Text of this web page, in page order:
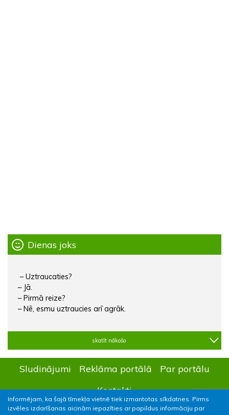
Informējam, ka šajā tīmekļa vietnē tiek izmantotas sīkdatnes. Pirms
izvēles izdarīšanas aicinām iepazīties ar papildus informāciju par
Dienas joks
– Uztraucaties?
– Jā.
– Pirmā reize?
– Nē, esmu uztraucies arī agrāk.
skatīt nākošo
Sludinājumi Reklāma portālā
Par portālu
Kontakti